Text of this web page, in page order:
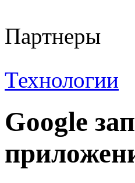
Партнеры
Технологии
Google